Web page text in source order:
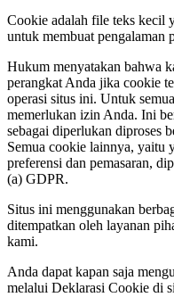
Cookie adalah file teks kecil
untuk membuat pengalaman
Hukum menyatakan bahwa
perangkat Anda jika cookie
operasi situs ini. Untuk
memerlukan izin Anda. Ini
sebagai diperlukan diproses
Semua cookie lainnya, yaitu
preferensi dan pemasaran,
(a) GDPR.
Situs ini menggunakan
ditempatkan oleh layanan
kami.
Anda dapat kapan saja
melalui Deklarasi Cookie di